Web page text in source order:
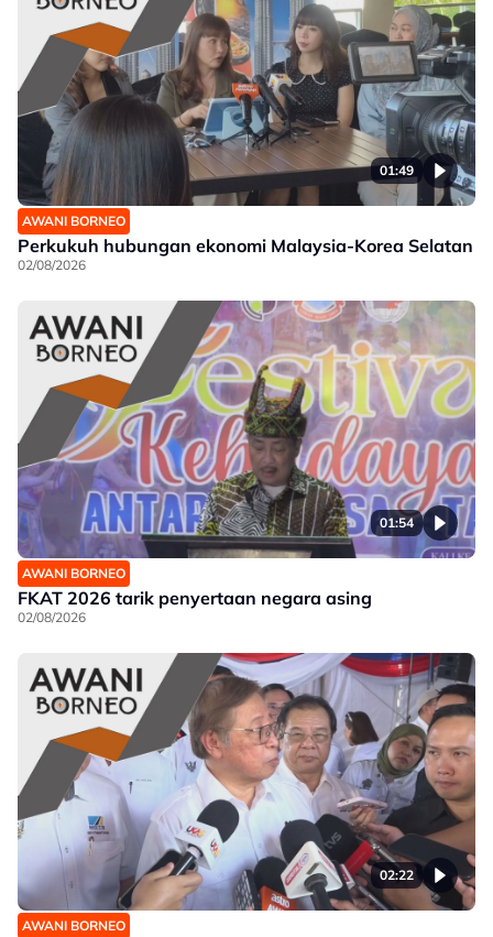
01:49
AWANI BORNEO
Perkukuh hubungan ekonomi Malaysia-Korea Selatan
02/08/2026
01:54
AWANI BORNEO
FKAT 2026 tarik penyertaan negara asing
02/08/2026
02:22
AWANI BORNEO